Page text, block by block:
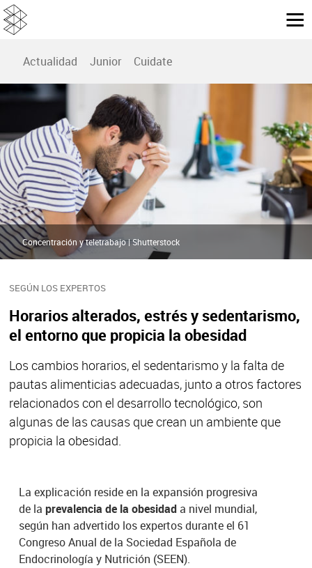
Actualidad Junior Cuidate
SEGÚN LOS EXPERTOS
Horarios alterados, estrés y sedentarismo,
el entorno que propicia la obesidad
Los cambios horarios, el sedentarismo y la falta de
pautas alimenticias adecuadas, junto a otros factores
relacionados con el desarrollo tecnológico, son
algunas de las causas que crean un ambiente que
propicia la obesidad.
Concentración y teletrabajo | Shutterstock
La explicación reside en la expansión progresiva
de laprevalencia de la obesidada nivel mundial,
según han advertido los expertos durante el 61
Congreso Anual de la Sociedad Española de
Endocrinología y Nutrición (SEEN).